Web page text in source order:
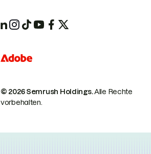
© 2026 Semrush Holdings.Alle Rechte
vorbehalten.